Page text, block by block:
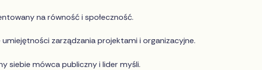
na równość i społeczność.
umiejętności zarządzania projektami i organizacyjne.
siebie mówca publiczny i lider myśli.